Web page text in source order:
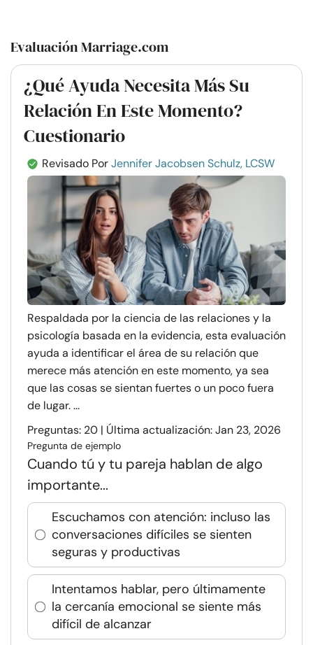
Evaluación Marriage.com
¿Qué Ayuda Necesita Más Su
Relación En Este Momento?
Cuestionario
Revisado PorJennifer Jacobsen Schulz, LCSW
Respaldada por la ciencia de las relaciones y la
psicología basada en la evidencia, esta evaluación
ayuda a identificar el área de su relación que
merece más atención en este momento, ya sea
que las cosas se sientan fuertes o un poco fuera
de lugar. ...
Preguntas: 20 | Última actualización: Jan 23, 2026
Pregunta de ejemplo
Cuando tú y tu pareja hablan de algo
importante...
Escuchamos con atención: incluso las
conversaciones difíciles se sienten
seguras y productivas
Intentamos hablar, pero últimamente
la cercanía emocional se siente más
difícil de alcanzar